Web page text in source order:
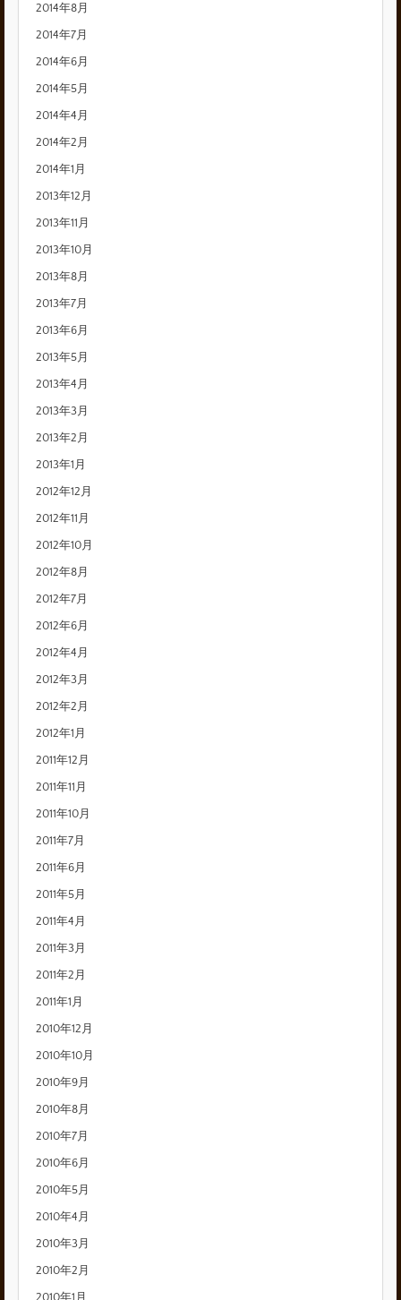
2014年8月
2014年7月
2014年6月
2014年5月
2014年4月
2014年2月
2014年1月
2013年12月
2013年11月
2013年10月
2013年8月
2013年7月
2013年6月
2013年5月
2013年4月
2013年3月
2013年2月
2013年1月
2012年12月
2012年11月
2012年10月
2012年8月
2012年7月
2012年6月
2012年4月
2012年3月
2012年2月
2012年1月
2011年12月
2011年11月
2011年10月
2011年7月
2011年6月
2011年5月
2011年4月
2011年3月
2011年2月
2011年1月
2010年12月
2010年10月
2010年9月
2010年8月
2010年7月
2010年6月
2010年5月
2010年4月
2010年3月
2010年2月
2010年1月